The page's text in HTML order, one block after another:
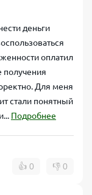
деньги
оплатил
получения
Для меня
стали понятный
Подробнее
👍 0 👎 0